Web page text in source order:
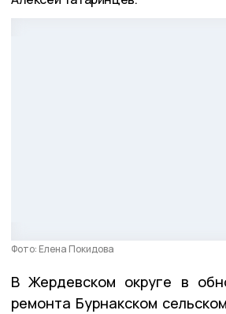
Фото: Елена Покидова
В Жердевском округе в
ремонта Бурнакском